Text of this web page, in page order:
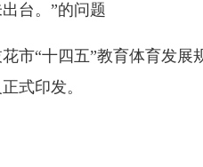
台。”的问题
“十四五”教育体育发展
式印发。